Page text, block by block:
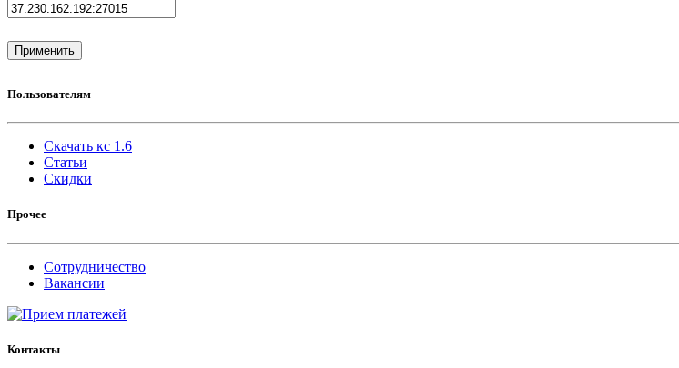
Пользователям
Скачать кс 1.6
Статьи
Скидки
Прочее
Сотрудничество
Вакансии
Контакты